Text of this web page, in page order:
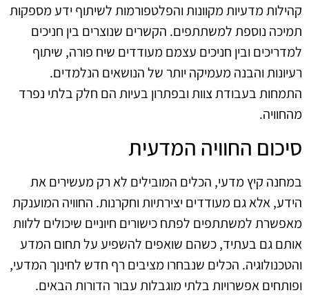
קהילות מדעיות מקוונות והפלטפורמות לשיתוף ידע מספקות
תמיכה נוספת למשתתפים. הקשרים שנוצרים בין חניכים
למדריכים ובין חניכים עצמם מעודדים שיח פורה, שיתוף
רעיונות והבנה מעמיקה יותר של הנושאים הנלמדים.
התמחות בעבודת צוות ובפתרון בעיות הם חלק בלתי נפרד
מהחוויה.
סיכום החוויה המדעית
במחנה קיץ מדעי, הכלים המובילים לא רק מעשירים את
הידע, אלא גם מעודדים יצירתיות וחקרנות. החוויה המוענקת
מאפשרת למשתתפים לפתח כישורים חיוניים שיכולים ללוות
אותם גם בעתיד, כשהם שואפים להשפיע על תחום המדע
והטכנולוגיה. הכלים שנבחרו מציבים רף חדש לחינוך המדעי,
ופותחים אפשרויות בלתי מוגבלות עבור הדורות הבאים.